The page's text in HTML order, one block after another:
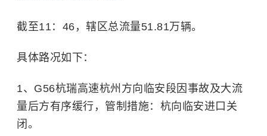
截至11：46，辖区总流量51.81万辆。
具体路况如下：
1、G56杭瑞高速杭州方向临安段因事故及大流
量后方有序缓行，管制措施：杭向临安进口关
闭。